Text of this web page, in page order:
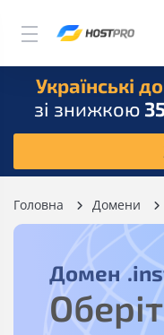
Українські
зі знижкою
Головна Домени
Домен